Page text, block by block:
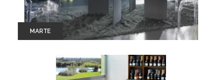
MARTE